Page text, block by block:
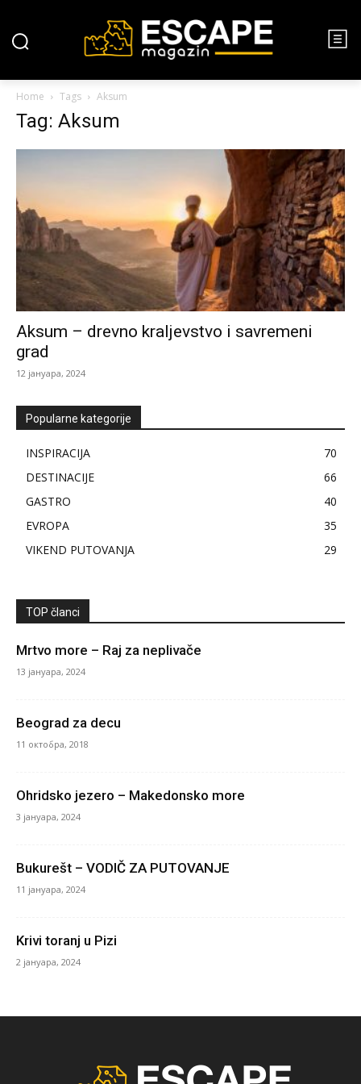
Home Tags Aksum
Tag: Aksum
Aksum – drevno kraljevstvo i savremeni
grad
12 јануара, 2024
Popularne kategorije
INSPIRACIJA
70
DESTINACIJE
66
GASTRO
40
EVROPA
35
VIKEND PUTOVANJA
29
TOP članci
Mrtvo more – Raj za neplivače
13 јануара, 2024
Beograd za decu
11 октобра, 2018
Ohridsko jezero – Makedonsko more
3 јануара, 2024
Bukurešt – VODIČ ZA PUTOVANJE
11 јануара, 2024
Krivi toranj u Pizi
2 јануара, 2024